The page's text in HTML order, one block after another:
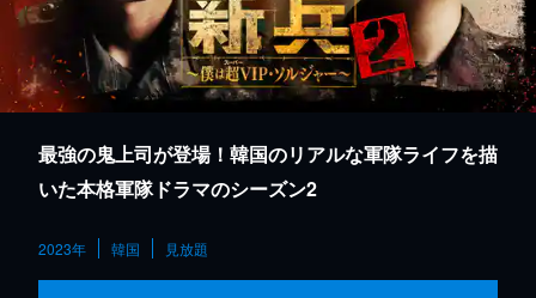
最強の鬼上司が登場！韓国のリアルな軍隊ライフを描
いた本格軍隊ドラマのシーズン2
2023年 韓国 見放題